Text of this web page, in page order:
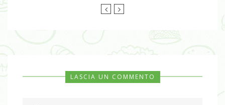
LASCIA UN COMMENTO